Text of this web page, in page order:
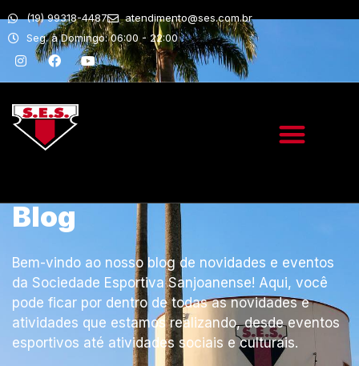
(19) 99318-4487
atendimento@ses.com.br
Seg. à Domingo: 06:00 - 22:00
Blog
Bem-vindo ao nosso blog de novidades e eventos
da Sociedade Esportiva Sanjoanense! Aqui, você
pode ficar por dentro de todas as novidades e
atividades que estamos realizando, desde eventos
esportivos até atividades sociais e culturais.